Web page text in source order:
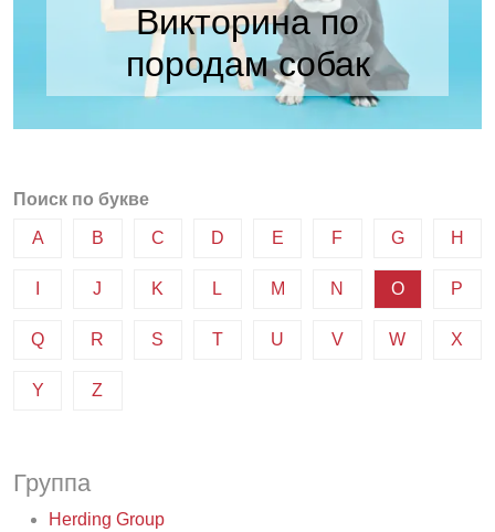
Викторина по
породам собак
Поиск по букве
A B C D E F G H
J K L M N O P
Q R S T U V W X
Y Z
Группа
Herding Group